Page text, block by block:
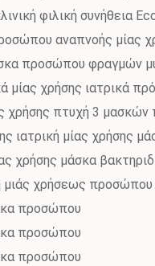
φιλική
αναπνοής μίας
προσώπου φραγμών
μίας χρήσης ιατρικά
χρήσης πτυχή 3
ιατρική μίας χρήσης
χρήσης μάσκα
χρήσεως προσώπου
προσώπου
προσώπου
προσώπου